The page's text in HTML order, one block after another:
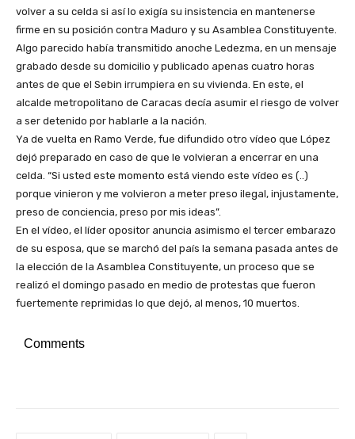
volver a su celda si así lo exigía su insistencia en mantenerse
firme en su posición contra Maduro y su Asamblea Constituyente.
Algo parecido había transmitido anoche Ledezma, en un mensaje
grabado desde su domicilio y publicado apenas cuatro horas
antes de que el Sebin irrumpiera en su vivienda. En este, el
alcalde metropolitano de Caracas decía asumir el riesgo de volver
a ser detenido por hablarle a la nación.
Ya de vuelta en Ramo Verde, fue difundido otro vídeo que López
dejó preparado en caso de que le volvieran a encerrar en una
celda. “Si usted este momento está viendo este vídeo es (..)
porque vinieron y me volvieron a meter preso ilegal, injustamente,
preso de conciencia, preso por mis ideas”.
En el vídeo, el líder opositor anuncia asimismo el tercer embarazo
de su esposa, que se marchó del país la semana pasada antes de
la elección de la Asamblea Constituyente, un proceso que se
realizó el domingo pasado en medio de protestas que fueron
fuertemente reprimidas lo que dejó, al menos, 10 muertos.
Comments